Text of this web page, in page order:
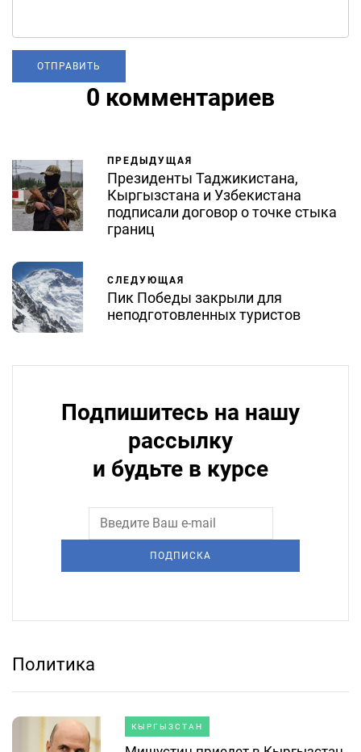
0 комментариев
ПРЕДЫДУЩАЯ
Президенты Таджикистана,
Кыргызстана и Узбекистана
подписали договор о точке стыка
границ
СЛЕДУЮЩАЯ
Пик Победы закрыли для
неподготовленных туристов
Подпишитесь на нашу
рассылку
и будьте в курсе
ПОДПИСКА
Политика
КЫРГЫЗСТАН